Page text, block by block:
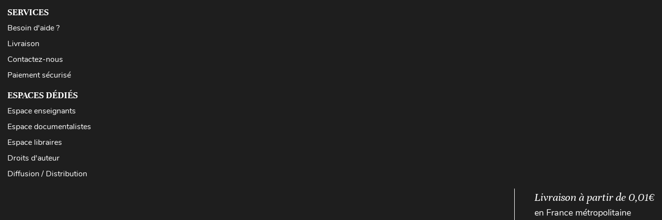
SERVICES
Besoin d'aide ?
Livraison
Contactez-nous
Paiement sécurisé
ESPACES DÉDIÉS
Espace enseignants
Espace documentalistes
Espace libraires
Droits d'auteur
Diffusion / Distribution
Livraison à partir de 0,01€
en France métropolitaine